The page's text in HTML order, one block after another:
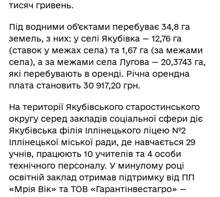
тисяч гривень.
Під водними об’єктами перебуває 34,8 га
земель, з них: у селі Якубівка — 12,76 га
(ставок у межах села) та 1,67 га (за межами
села), а за межами села Лугова — 20,3743 га,
які перебувають в оренді. Річна орендна
плата становить 30 917,20 грн.
На території Якубівського старостинського
округу серед закладів соціальної сфери діє
Якубівська філія Іллінецького ліцею №2
Іллінецької міської ради, де навчається 29
учнів, працюють 10 учителів та 4 особи
технічного персоналу. У минулому році
освітній заклад отримав підтримку від ПП
«Мрія Вік» та ТОВ «Гарантінвестагро» —